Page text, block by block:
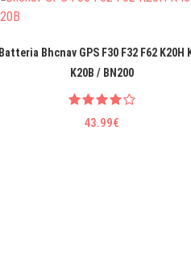
Batteria Bhcnav GPS F30 F32 F62 K20H
K20B / BN200
43.99€